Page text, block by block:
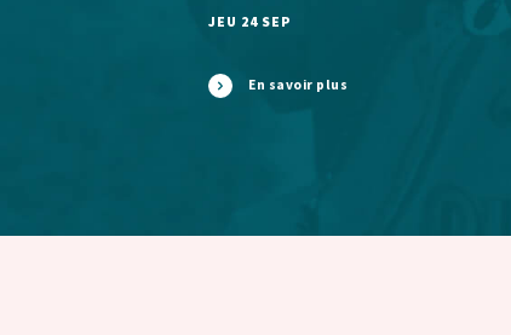
JEU 24 SEP
En savoir plus